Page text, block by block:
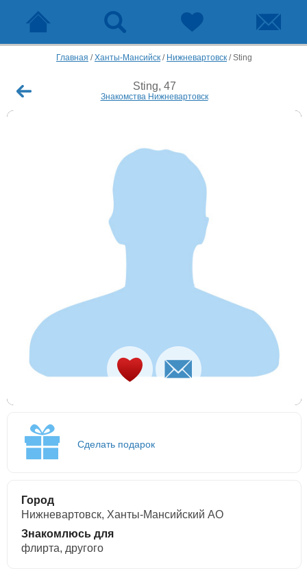
Главная /Ханты-Мансийск / Нижневартовск /Sting
Sting, 47
Знакомства Нижневартовск
Сделать подарок
Город
Нижневартовск, Ханты-Мансийский АО
Знакомлюсь для
флирта, другого